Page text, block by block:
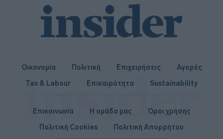
Οικονομία Πολιτική Επιχειρήσεις
Αγορές
Tax & Labour
Επικαιρότητα Sustainability
Επικοινωνία Η ομάδα μας
Όροι χρήσης
Πολιτική Cookies
Πολιτική Απορρήτου